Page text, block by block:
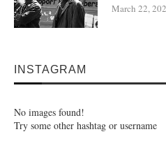
March 22,
INSTAGRAM
No images found!
Try some other hashtag or username